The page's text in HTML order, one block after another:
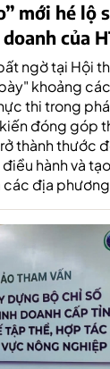
mới hé lộ
của
ngờ tại Hội
khoảng
thi trong
đóng góp
thành thước
hành và
các địa